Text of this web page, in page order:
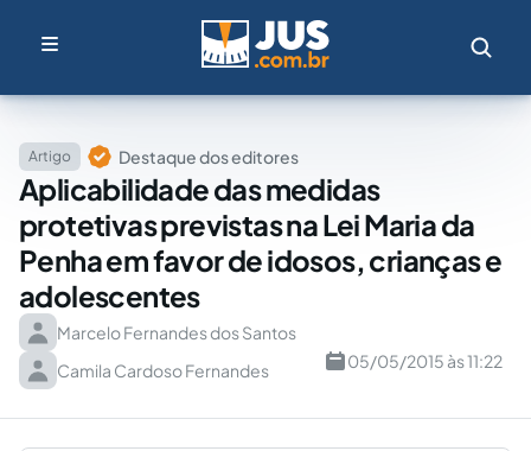
Artigo Destaque dos editores
Aplicabilidade das medidas
protetivas previstas na Lei Maria da
Penha em favor de idosos, crianças e
adolescentes
Marcelo Fernandes dos Santos
Camila Cardoso Fernandes
05/05/2015 às 11:22